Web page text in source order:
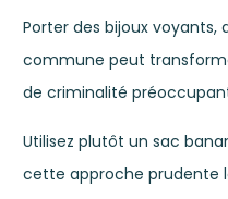
Porter des bijoux
commune peut
de criminalité
Utilisez plutôt un sac
cette approche prudente